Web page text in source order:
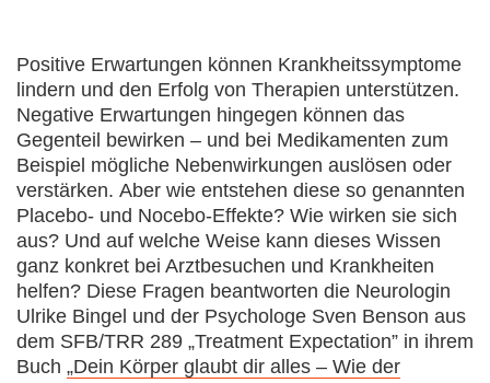
Positive Erwartungen können Krankheitssymptome
lindern und den Erfolg von Therapien unterstützen.
Negative Erwartungen hingegen können das
Gegenteil bewirken – und bei Medikamenten zum
Beispiel mögliche Nebenwirkungen auslösen oder
verstärken. Aber wie entstehen diese so genannten
Placebo- und Nocebo-Effekte? Wie wirken sie sich
aus? Und auf welche Weise kann dieses Wissen
ganz konkret bei Arztbesuchen und Krankheiten
helfen? Diese Fragen beantworten die Neurologin
Ulrike Bingel und der Psychologe Sven Benson aus
dem SFB/TRR 289 „Treatment Expectation” in ihrem
Buch „Dein Körper glaubt dir alles – Wie der